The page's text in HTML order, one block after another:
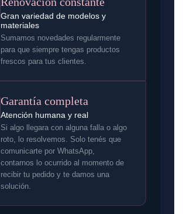
Gran variedad de modelos y
materiales
Sumamos novedades regularmente
para que siempre tengas productos
frescos para tus clientes.
Garantía completa
Atención humana y real
Si algo llegara con alguna falla o algo
roto, lo resolvemos. Solo tenés que
comunicarte por WhatsApp,
contarnos lo ocurrido al momento de
recibir tu pedido y te damos una
solución.